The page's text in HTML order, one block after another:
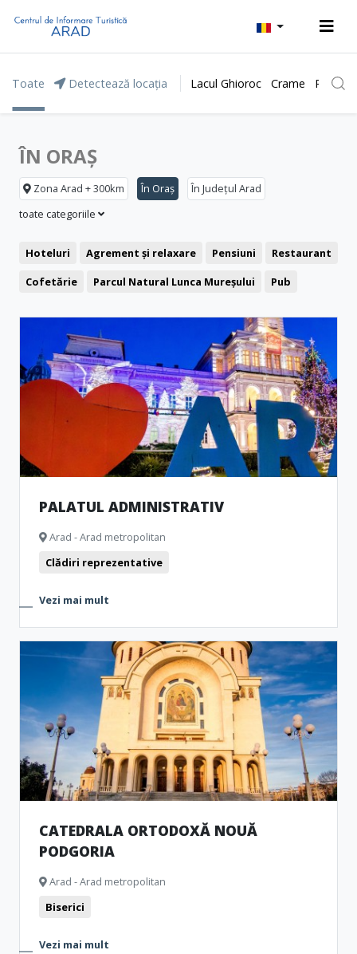
Toate Detectează locația Lacul Ghioroc Crame Parcul
ÎN ORAȘ
Zona Arad + 300km În Oraș
În Județul Arad
toate categoriile
Hoteluri Agrement și relaxare Pensiuni
Restaurant
Cofetărie
Parcul Natural Lunca Mureșului
Pub
Cetăți și castele
Biserici
Muzee și Case memoriale
Cinema
Monumente
Clubbing
Teatru Bistro
PALATUL ADMINISTRATIV
Arad - Arad metropolitan
Clădiri reprezentative
Vezi mai mult
CATEDRALA ORTODOXĂ NOUĂ
PODGORIA
Arad - Arad metropolitan
Biserici
Vezi mai mult